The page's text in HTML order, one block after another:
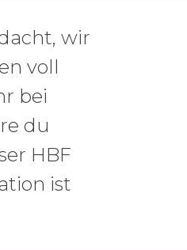
wir
voll
bei
du
HBF
ist